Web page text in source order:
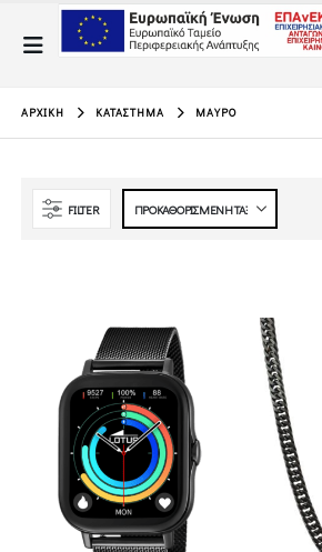
ΑΡΧΙΚΉ ΚΑΤΆΣΤΗΜΑ ΜΑΎΡΟ
FILTER